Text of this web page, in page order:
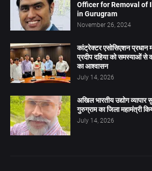
Officer for Removal of
in Gurugram
November 26, 2024
कांट्रेक्टर एसोसिएशन प्रधान
प्रदीप दहिया को समस्याओं से
का आश्वासन
July 14, 2026
अखिल भारतीय उद्योग
गुरुग्राम का जिला महामंत्री
July 14, 2026